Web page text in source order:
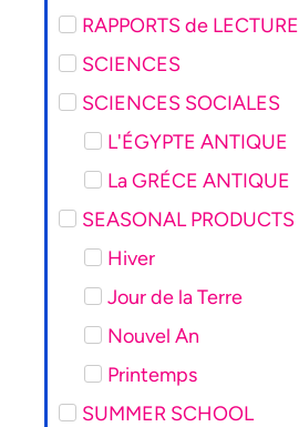
RAPPORTS de LECTURE
SCIENCES
SCIENCES SOCIALES
L'ÉGYPTE ANTIQUE
La GRÉCE ANTIQUE
SEASONAL PRODUCTS
Hiver
Jour de la Terre
Nouvel An
Printemps
SUMMER SCHOOL